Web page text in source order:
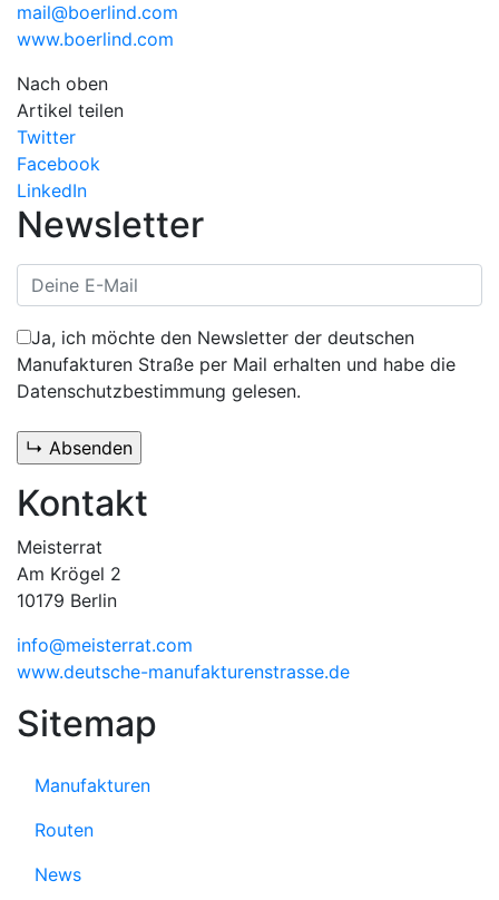
mail@boerlind.com
www.boerlind.com
Nach oben
Artikel teilen
Twitter
Facebook
LinkedIn
Newsletter
Ja, ich möchte den Newsletter der deutschen
Manufakturen Straße per Mail erhalten und habe die
Datenschutzbestimmung gelesen.
Kontakt
Meisterrat
Am Krögel 2
10179 Berlin
info@meisterrat.com
www.deutsche-manufakturenstrasse.de
Sitemap
Manufakturen
Routen
News